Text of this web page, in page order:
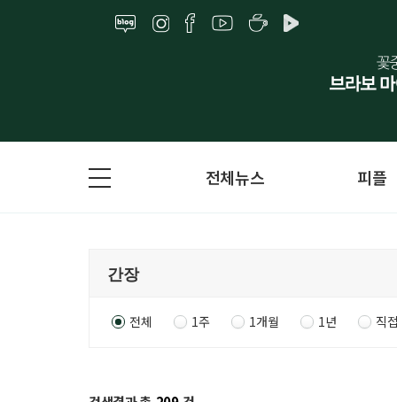
전체뉴스 피플
전체 1주 1개월 1년 직